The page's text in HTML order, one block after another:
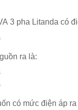
3 pha Litanda có
ra là:
có mức điện áp ra